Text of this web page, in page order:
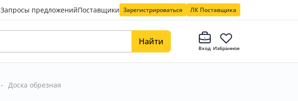
Запросы предложенийПоставщики Зарегистрироваться ЛК Поставщика
Найти
Вход Избранное
Доска обрезная